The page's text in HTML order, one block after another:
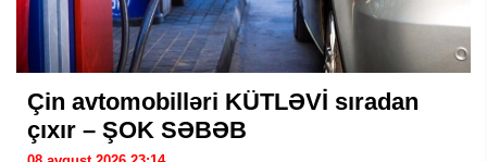
Çin avtomobilləri KÜTLƏVİ sıradan
çıxır – ŞOK SƏBƏB